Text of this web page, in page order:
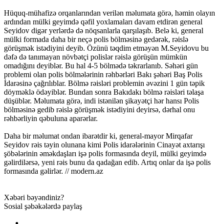
Hüquq-mühafizə orqanlarından verilən məlumata görə, həmin olayın
ardından mülki geyimdə qəfil yoxlamaları davam etdirən general
Seyidov digər yerlərdə də nöqsanlarla qarşılaşıb. Belə ki, general
mülki formada daha bir neçə polis bölməsinə gedərək, rəislə
görüşmək istədiyini deyib. Özünü təqdim etməyən M.Seyidovu bu
dəfə də tanımayan növbətçi polislər rəislə görüşün mümkün
omadığını deyiblər. Bu hal 4-5 bölmədə təkrarlanıb. Səhəri gün
problemi olan polis bölmələrinin rəhbərləri Bakı şəhəri Baş Polis
İdarəsinə çağrılıblar. Bölmə rəisləri problemin əvəzini 1 gün təpik
döyməklə ödəyiblər. Bundan sonra Bakıdakı bölmə rəisləri təlaşa
düşüblər. Məlumata görə, indi istənilən şikayətçi hər hansı Polis
bölməsinə gedib rəislə görüşmək istədiyini deyirsə, dərhal onu
rəhbərliyin qəbuluna aparərlar.
Daha bir məlumat ondan ibarətdir ki, general-mayor Mirqafar
Seyidov rəis təyin olunana kimi Polis idarələrinin Cinayət axtarışı
şöbələrinin əməkdaşları işə polis formasında deyil, mülki geyimdə
gəlirdilərsə, yeni rəis bunu da qadağan edib. Artıq onlar da işə polis
formasında gəlirlər. // modern.az
Xəbəri bəyəndiniz?
Sosial şəbəkələrdə paylaş